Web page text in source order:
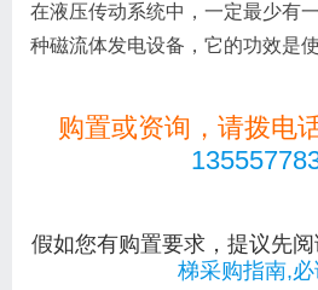
在液压传动系统中，一定最少有
种磁流体发电设备，它的功效是
购置或资询，请拨电
假如您有购置要求，提议先
梯采购指南,必